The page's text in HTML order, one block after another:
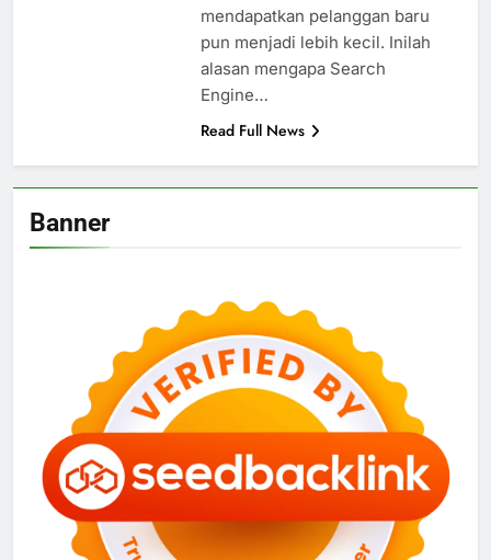
mendapatkan pelanggan baru
pun menjadi lebih kecil. Inilah
alasan mengapa Search
Engine…
Read Full News
Banner